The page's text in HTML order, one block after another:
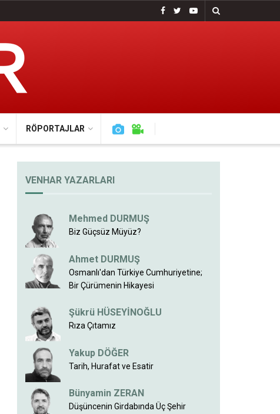
RÖPORTAJLAR
VENHAR YAZARLARI
Mehmed DURMUŞ
Biz Güçsüz Müyüz?
Ahmet DURMUŞ
Osmanlı'dan Türkiye Cumhuriyetine;
Bir Çürümenin Hikayesi
Şükrü HÜSEYİNOĞLU
Rıza Çıtamız
Yakup DÖĞER
Tarih, Hurafat ve Esatir
Bünyamin ZERAN
Düşüncenin Girdabında Üç Şehir